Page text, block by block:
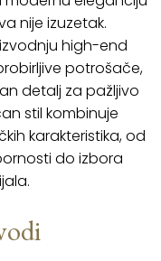
nije izuzetak.
high-end
potrošače,
detalj za pažljivo
stil kombinuje
karakteristika, od
do izbora